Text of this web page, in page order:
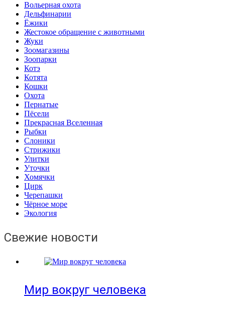
Вольерная охота
Дельфинарии
Ёжики
Жестокое обращение с животными
Жуки
Зоомагазины
Зоопарки
Котэ
Котята
Кошки
Охота
Пернатые
Пёсели
Прекрасная Вселенная
Рыбки
Слоники
Стрижики
Улитки
Уточки
Хомячки
Цирк
Черепашки
Чёрное море
Экология
Свежие новости
Мир вокруг человека